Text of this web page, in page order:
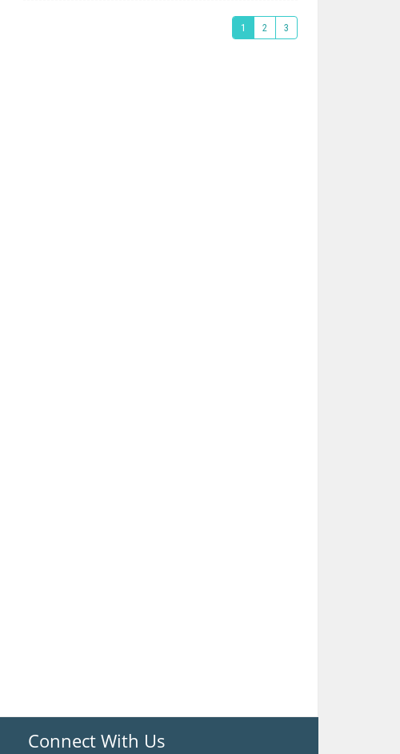
1 2 3
Connect With Us